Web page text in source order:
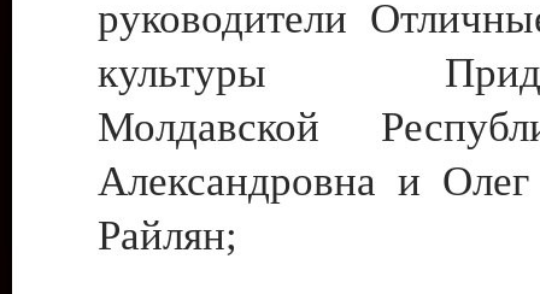
руководители
культуры
Молдавской
Александровна и
Райлян;